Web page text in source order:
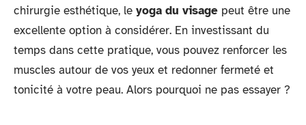
chirurgie esthétique, le yoga du visage peut être une
excellente option à considérer. En investissant du
temps dans cette pratique, vous pouvez renforcer les
muscles autour de vos yeux et redonner fermeté et
tonicité à votre peau. Alors pourquoi ne pas essayer ?